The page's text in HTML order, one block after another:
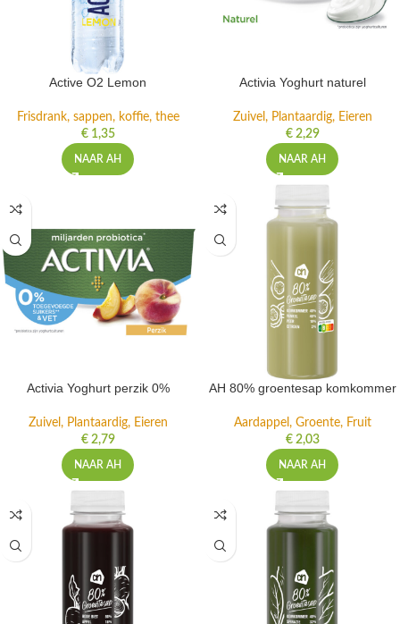
Active O2 Lemon
Frisdrank, sappen, koffie, thee
€1,35
NAAR AH
Activia Yoghurt naturel
Zuivel, Plantaardig, Eieren
€2,29
NAAR AH
Activia Yoghurt perzik 0%
Zuivel, Plantaardig, Eieren
€2,79
NAAR AH
AH 80% groentesap komkommer
Aardappel, Groente, Fruit
€2,03
NAAR AH